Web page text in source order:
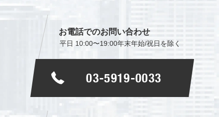
お電話でのお問い合わせ
平日 10:00〜19:00年末年始/祝日を除く
03-5919-0033